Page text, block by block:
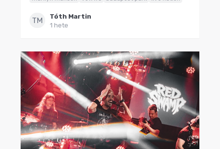
TM
Tóth Martin
1 hete